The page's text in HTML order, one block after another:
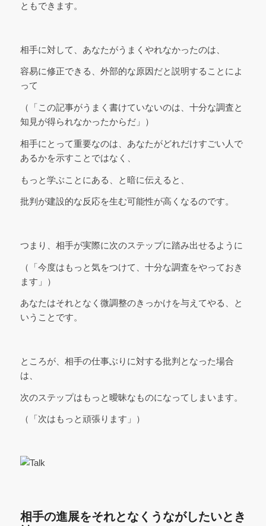
ともできます。
相手に対して、あなたがうまくやれなかったのは、
容易に修正できる、外部的な原因だと説明することによ
って
（「この記事がうまく書けていないのは、十分な調査と
知見が得られなかったからだ」）
相手にとって重要なのは、あなたがどれだけすごい人で
あるかを示すことではなく、
もっと学ぶことにある、と暗に伝えると、
批判が建設的な反応を生む可能性が高くなるのです。
つまり、相手が実際に次のステップに踏み出せるように
（「今度はもっと気をつけて、十分な調査をやっておき
ます」）
あなたはそれとなく微調整のきっかけを与えてやる、と
いうことです。
ところが、相手の仕事ぶりに対する批判となった場合
は、
次のステップはもっと曖昧なものになってしまいます。
（「次はもっと頑張ります」）
相手の進展をそれとなくうながしたいとき